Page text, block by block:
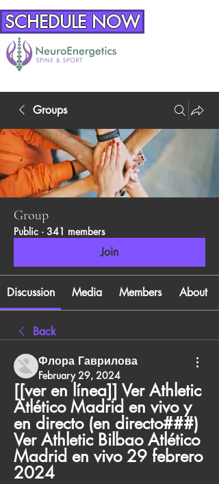
SCHEDULE NOW
Groups
Group
Public · 341 members
Join
Discussion Media Members About
Back
Флора Гаврилова
February 29, 2024
[[ver en línea]] Ver Athletic
Atlético Madrid en vivo y
en directo (en directo###)
Ver Athletic Bilbao Atlético
Madrid en vivo 29 febrero
2024